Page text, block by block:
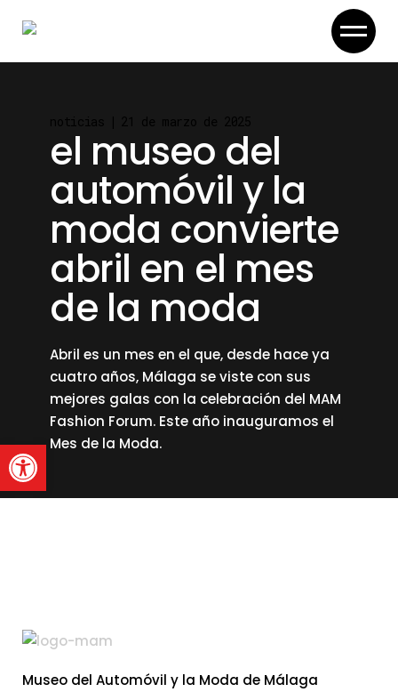
el museo del
automóvil y la
moda convierte
abril en el mes
de la moda
Abril es un mes en el que, desde hace ya
cuatro años, Málaga se viste con sus
mejores galas con la celebración del MAM
Fashion Forum. Este año inauguramos el
Mes de la Moda.
read more
Museo del Automóvil y la Moda de Málaga
Abrir barra de